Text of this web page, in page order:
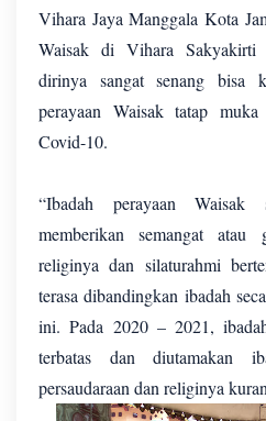
Vihara Jaya Manggala Kota
Waisak di Vihara Sakyakirti
dirinya sangat senang bisa
perayaan Waisak tatap
Covid-10.
“Ibadah perayaan
memberikan semangat atau
religinya dan silaturahmi
terasa dibandingkan ibadah
ini. Pada 2020 – 2021,
terbatas dan diutamakan
persaudaraan dan religinya